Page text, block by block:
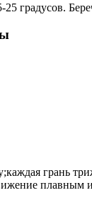
градусов.
грань
плавным